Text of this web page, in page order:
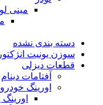
مینی
دسته بندی نشده
سوزن یونیت انژکتور
قطعات دیزلی
آفتامات دینام
اورینگ